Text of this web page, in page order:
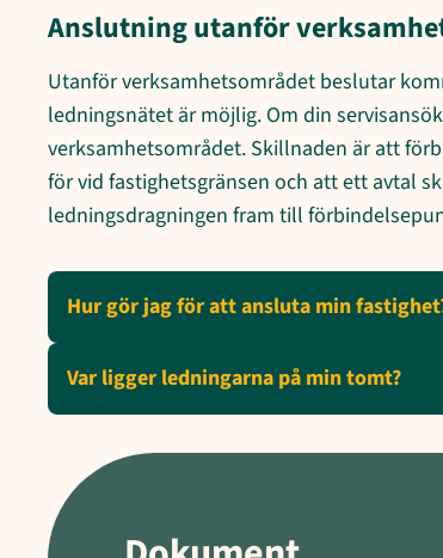
Anslutning utanför
Utanför verksamhetsområdet beslutar
ledningsnätet är möjlig. Om din
verksamhetsområdet. Skillnaden är att
för vid fastighetsgränsen och att ett avtal
ledningsdragningen fram till
Hur gör jag för att ansluta min
Var ligger ledningarna på min tomt?